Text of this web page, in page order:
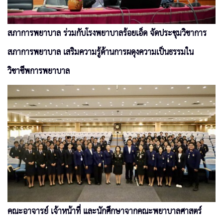
สภาการพยาบาล ร่วมกับโรงพยาบาลร้อยเอ็ด จัดประชุมวิชาการ
สภาการพยาบาล เสริมความรู้ด้านการผดุงความเป็นธรรมใน
วิชาชีพการพยาบาล
คณะอาจารย์ เจ้าหน้าที่ และนักศึกษาจากคณะพยาบาลศาสตร์